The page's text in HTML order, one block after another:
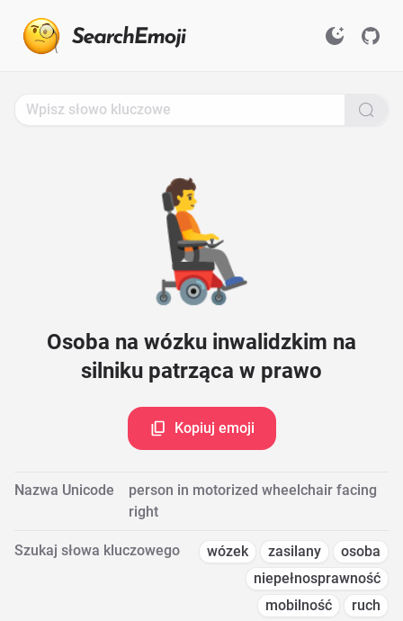
🧑‍🦼‍➡️
Osoba na wózku inwalidzkim na
silniku patrząca w prawo
Kopiuj emoji
Nazwa Unicode
person in motorized wheelchair facing
right
Szukaj słowa kluczowego wózek zasilany
osoba
niepełnosprawność
mobilność
ruch